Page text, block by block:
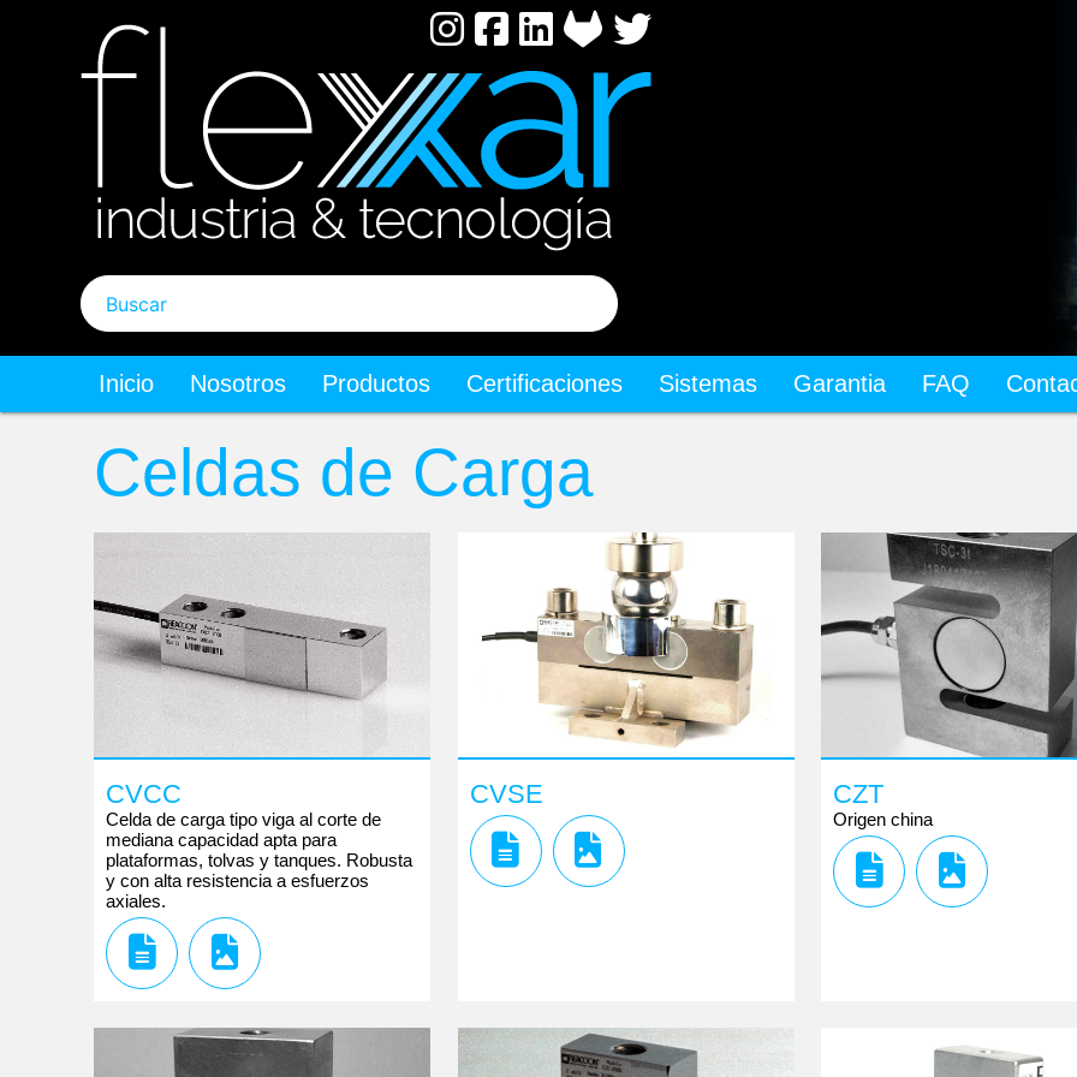
contenido
Main
navigation
Inicio Nosotros Productos Certificaciones Sistemas Garantia FAQ
Celdas de Carga
CVCC
Celda de carga tipo viga al corte de
mediana capacidad apta para
plataformas, tolvas y tanques. Robusta
y con alta resistencia a esfuerzos
axiales.
CVSE CZT
Origen china